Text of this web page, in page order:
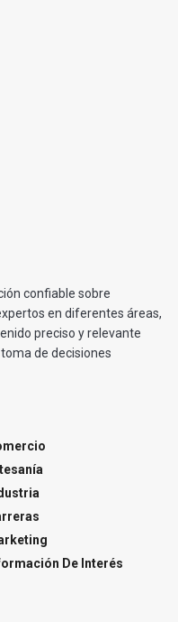
confiable sobre
en diferentes áreas,
preciso y relevante
de decisiones
De Interés